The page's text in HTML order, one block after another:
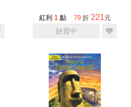
紅利 1 點 79 折 221元
缺貨中